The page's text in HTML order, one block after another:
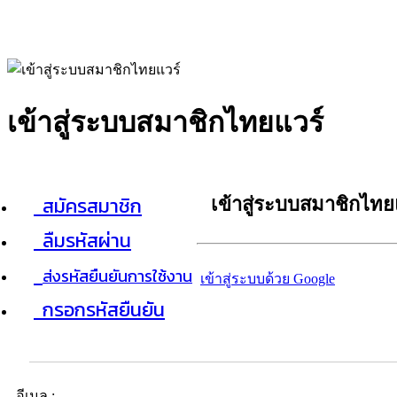
เข้าสู่ระบบสมาชิกไทยแวร์
สมัครสมาชิก
ลืมรหัสผ่าน
ส่งรหัสยืนยันการใช้งาน
กรอกรหัสยืนยัน
เข้าสู่ระบบสมาชิกไท
เข้าสู่ระบบด้วย Google